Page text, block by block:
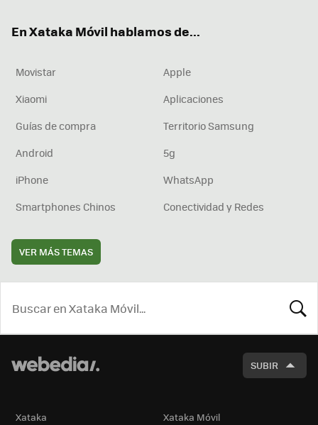
En Xataka Móvil hablamos de...
Movistar
Apple
Xiaomi
Aplicaciones
Guías de compra
Territorio Samsung
Android
5g
iPhone
WhatsApp
Smartphones Chinos
Conectividad y Redes
VER MÁS TEMAS
SUBIR
Xataka Xataka Móvil